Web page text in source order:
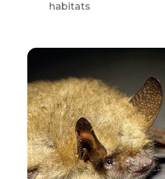
habitats